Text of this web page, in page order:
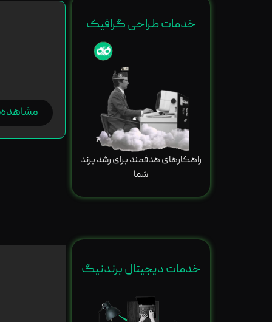
خدمات طراحی گرافیک
راهکارهای هدفمند برای رشد برند
شما
مشاهده
خدمات دیجیتال برندنیگ